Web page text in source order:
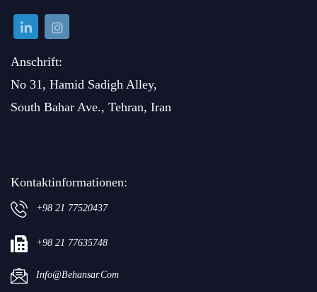
Anschrift:
No 31, Hamid Sadigh Alley,
South Bahar Ave., Tehran, Iran
Kontaktinformationen:
+98 21 77520437
+98 21 77635748
Info@behansar.com